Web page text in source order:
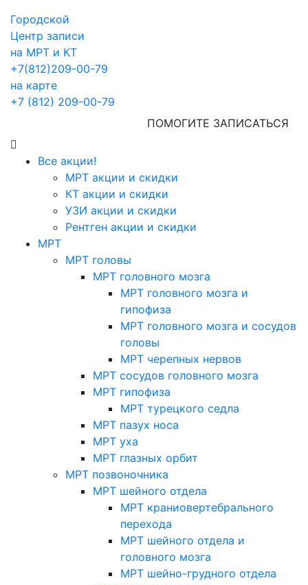
Городской
Центр записи
на МРТ и КТ
+7(812)209-00-79
на карте
+7 (812) 209-00-79
ПОМОГИТЕ ЗАПИСАТЬСЯ
Все акции!
МРТ акции и скидки
КТ акции и скидки
УЗИ акции и скидки
Рентген акции и скидки
МРТ
МРТ головы
МРТ головного мозга
МРТ головного мозга и
гипофиза
МРТ головного мозга и сосудов
головы
МРТ черепных нервов
МРТ сосудов головного мозга
МРТ гипофиза
МРТ турецкого седла
МРТ пазух носа
МРТ уха
МРТ глазных орбит
МРТ позвоночника
МРТ шейного отдела
МРТ краниовертебрального
перехода
МРТ шейного отдела и
головного мозга
МРТ шейно-грудного отдела